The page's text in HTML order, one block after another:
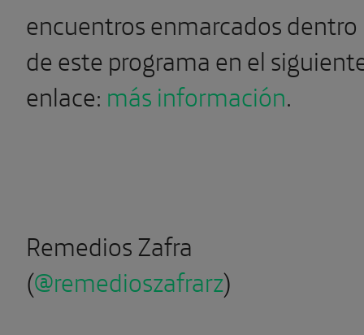
encuentros enmarcados dentro
de este programa en el
enlace: más información.
Remedios Zafra
(@remedioszafrarz)